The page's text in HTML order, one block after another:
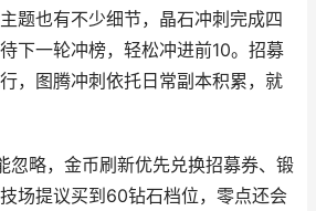
题也有不少细节，晶石冲刺完成四
下一轮冲榜，轻松冲进前10。招募
，图腾冲刺依托日常副本积累，就
忽略，金币刷新优先兑换招募券、锻
场提议买到60钻石档位，零点还会